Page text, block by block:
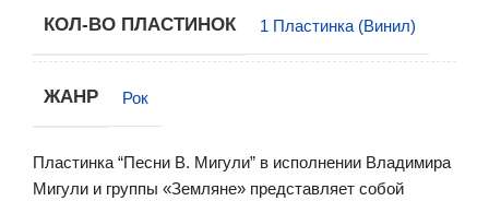
КОЛ-ВО ПЛАСТИНОК 1 Пластинка (Винил)
ЖАНР Рок
Пластинка “Песни В. Мигули” в исполнении Владимира
Мигули и группы «Земляне» представляет собой